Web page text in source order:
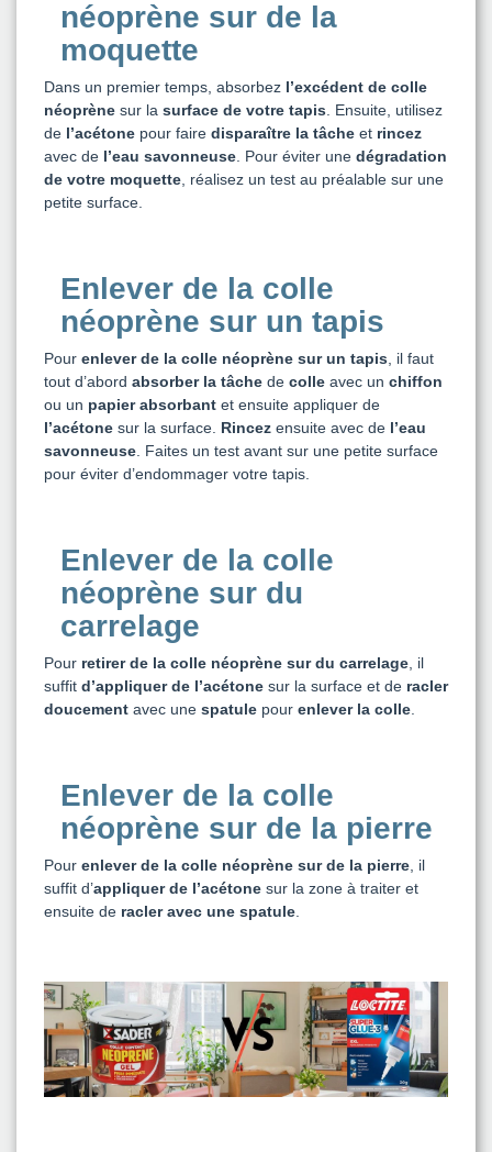
néoprène sur de la
moquette
Dans un premier temps, absorbez l’excédent de colle
néoprène sur la surface de votre tapis . Ensuite, utilisez
de l’acétone pour faire disparaître la tâche et rincez
avec de l’eau savonneuse . Pour éviter une dégradation
de votre moquette , réalisez un test au préalable sur une
petite surface.
Enlever de la colle
néoprène sur un tapis
Pour enlever de la colle néoprène sur un tapis , il faut
tout d’abord absorber la tâche de colle avec un chiffon
ou un papier absorbant et ensuite appliquer de
l’acétone sur la surface. Rincez ensuite avec de l’eau
savonneuse . Faites un test avant sur une petite surface
pour éviter d’endommager votre tapis.
Enlever de la colle
néoprène sur du
carrelage
Pour retirer de la colle néoprène sur du carrelage , il
suffit d’appliquer de l’acétone sur la surface et de racler
doucement avec une spatule pour enlever la colle
Enlever de la colle
néoprène sur de la pierre
Pour enlever de la colle néoprène sur de la pierre , il
suffit d’appliquer de l’acétone sur la zone à traiter et
ensuite de racler avec une spatule